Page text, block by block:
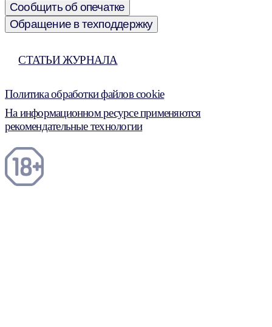
Сообщить об опечатке
Обращение в техподдержку
СТАТЬИ ЖУРНАЛА
Политика обработки файлов cookie
На информационном ресурсе применяются
рекомендательные технологии